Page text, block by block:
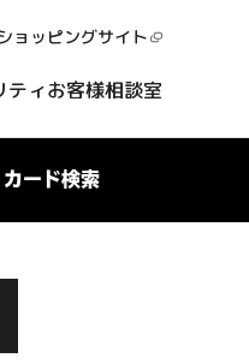
ョッピングサイト
ティお客様相談室
カード検索